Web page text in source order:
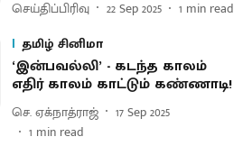
செய்திப்பிரிவு 22 Sep 2025 1 min read
தமிழ் சினிமா
‘இன்பவல்லி’ - கடந்த காலம்
எதிர் காலம் காட்டும் கண்ணாடி!
செ. ஏக்நாத்ராஜ்
17 Sep 2025
1 min read